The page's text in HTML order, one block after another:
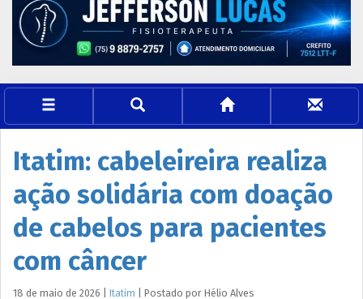
Itatim: cabeleireira realiza
ação solidária com doação
de cabelos para pacientes
com câncer
18 de maio de 2026 Itatim Postado por Hélio Alves